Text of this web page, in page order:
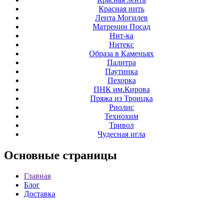
Красная нить
Лента Могилев
Матренин Посад
Нит-ка
Нитекс
Образа в Каменьях
Палитра
Паутинка
Пехорка
ПНК им.Кирова
Пряжа из Троицка
Риолис
Технохим
Тривол
Чудесная игла
Основные страницы
Главная
Блог
Доставка